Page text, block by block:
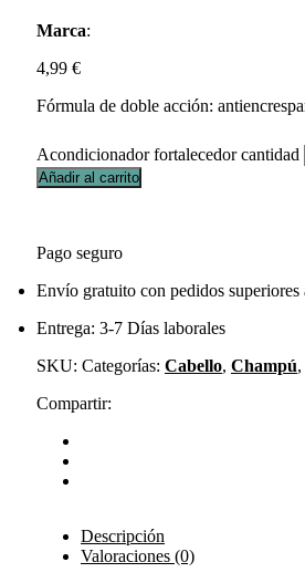
Marca:
4,99 €
Fórmula de doble acción:
Acondicionador fortalecedor cantidad
Añadir al carrito
Pago seguro
Envío gratuito con pedidos superiores
Entrega: 3-7 Días laborales
SKU: Categorías: Cabello, Champú,
Compartir:
Descripción
Valoraciones (0)